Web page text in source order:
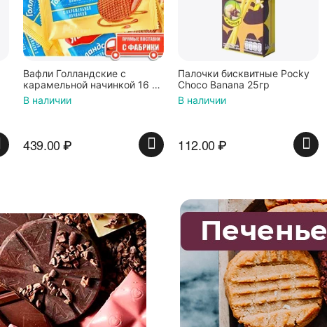
16 шт
Палочки бисквитные Pocky
Choco Banana 25гр
В наличии
112.00
Вафли Коровка, c
шоколадной начинкой,
В наличии
74.00